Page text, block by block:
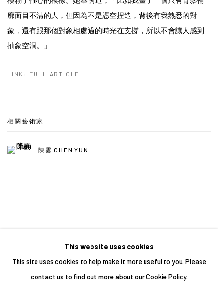
廓面目不清的人，但因為不是憑空捏造，背後有我熟悉的對
象，還有跟那個對象相處過的時光在支撐，所以不會讓人感到
抽象空洞。」
LINK: FULL ARTICLE
相關藝術家
陳雲 CHEN YUN
This website uses cookies
This site uses cookies to help make it more useful to you. Please
contact us to find out more about our Cookie Policy.